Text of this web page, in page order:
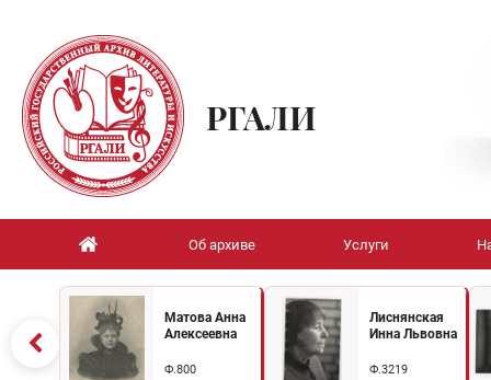
РГАЛИ
Об архиве Услуги
Матова Анна
Алексеевна
Ф.800
Лиснянская
Инна Львовна
Ф.3219